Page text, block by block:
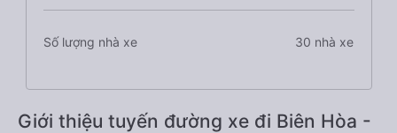
Số lượng nhà xe 30 nhà xe
Giới thiệu tuyến đường xe đi Biên Hòa -